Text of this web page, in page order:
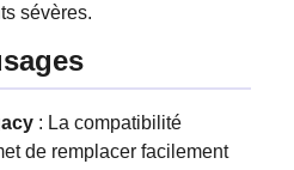
sévères.
: La compatibilité
de remplacer facilement